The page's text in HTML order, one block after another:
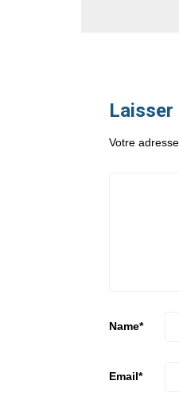
Laisser
Votre
Name*
Email*